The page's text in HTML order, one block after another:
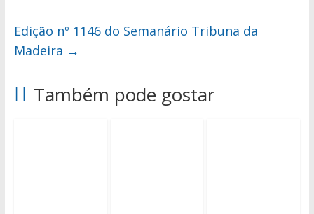
Edição nº 1146 do Semanário Tribuna da
Madeira →
Também pode gostar